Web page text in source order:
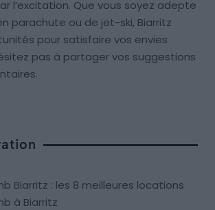
l’excitation. Que vous soyez adepte
parachute ou de jet-ski, Biarritz
pour satisfaire vos envies
pas à partager vos suggestions
Biarritz : les 8 meilleures locations
à Biarritz